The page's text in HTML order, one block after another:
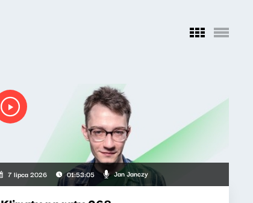
7 lipca 2026 01:53:05 Jan Janczy